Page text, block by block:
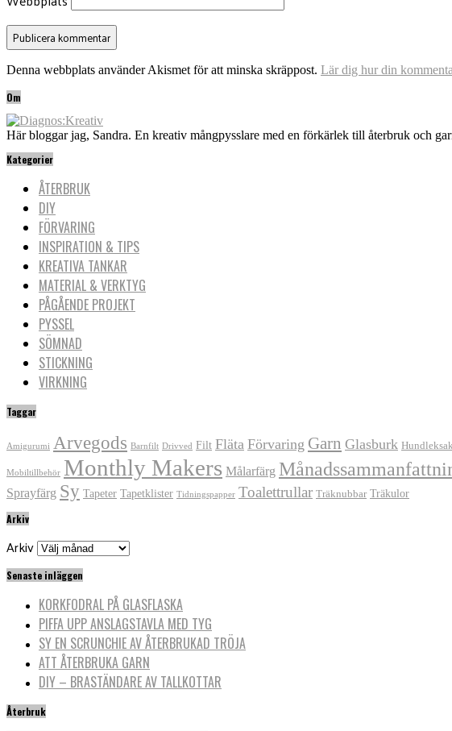
Denna webbplats använder Akismet för att minska skräppost. Lär dig hur din
Om
Här bloggar jag, Sandra. En kreativ mångpysslare med en förkärlek till återbruk och
Kategorier
ÅTERBRUK
DIY
FÖRVARING
INSPIRATION & TIPS
KREATIVA TANKAR
MATERIAL & VERKTYG
PÅGÅENDE PROJEKT
PYSSEL
SÖMNAD
STICKNING
VIRKNING
Taggar
Amigurumi Arvegods Barnfilt Drivved Filt Fläta Förvaring Garn Glasburk Hundleksak
Mobiltillbehör Monthly Makers Målarfärg
Sprayfärg Sy Tapeter Tapetklister Tidningspapper Toalettrullar Träknubbar Träkulor
Arkiv
Arkiv
Senaste inläggen
KORKFODRAL PÅ GLASFLASKA
PIFFA UPP ANSLAGSTAVLA MED TYG
SY EN SCRUNCHIE AV ÅTERBRUKAD TRÖJA
ATT ÅTERBRUKA GARN
DIY – BRASTÄNDARE AV TALLKOTTAR
Återbruk